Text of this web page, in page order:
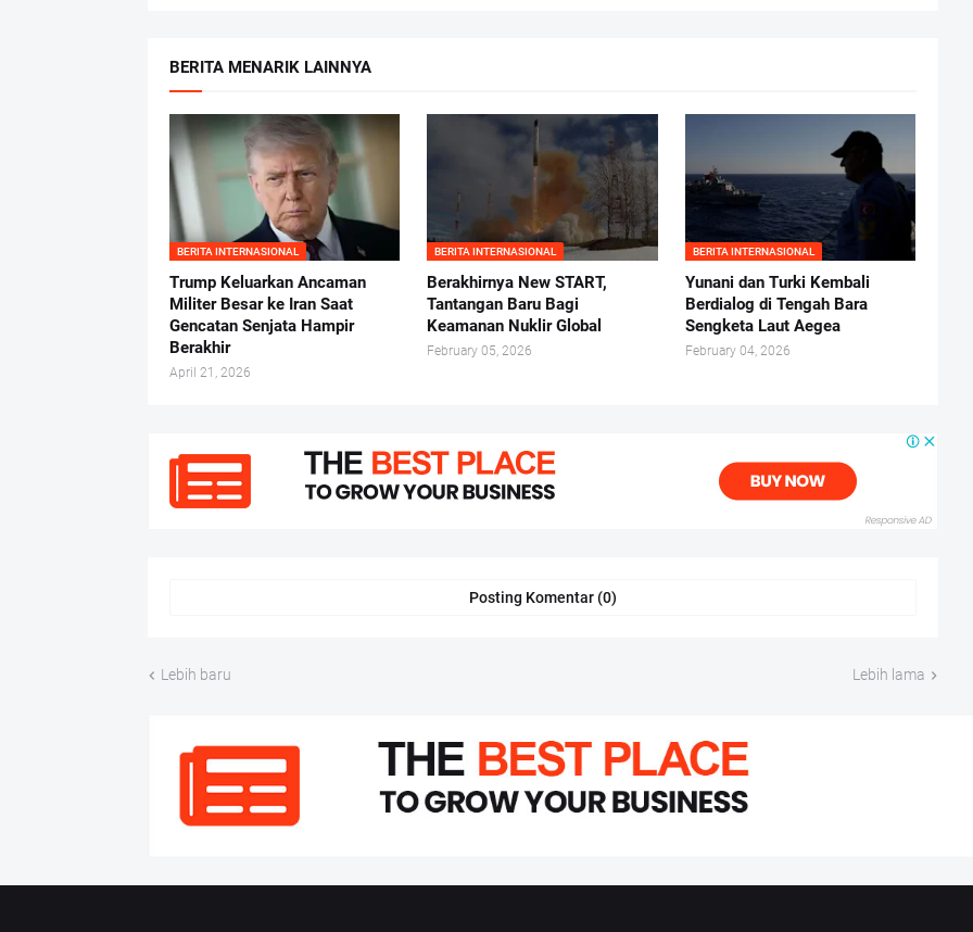
BERITA MENARIK LAINNYA
BERITA INTERNASIONAL
Trump Keluarkan Ancaman
Militer Besar ke Iran Saat
Gencatan Senjata Hampir
Berakhir
April 21, 2026
BERITA INTERNASIONAL
Berakhirnya New START,
Tantangan Baru Bagi
Keamanan Nuklir Global
February 05, 2026
BERITA INTERNASIONAL
Yunani dan Turki Kembali
Berdialog di Tengah Bara
Sengketa Laut Aegea
February 04, 2026
Posting Komentar (0)
Lebih baru Lebih lama